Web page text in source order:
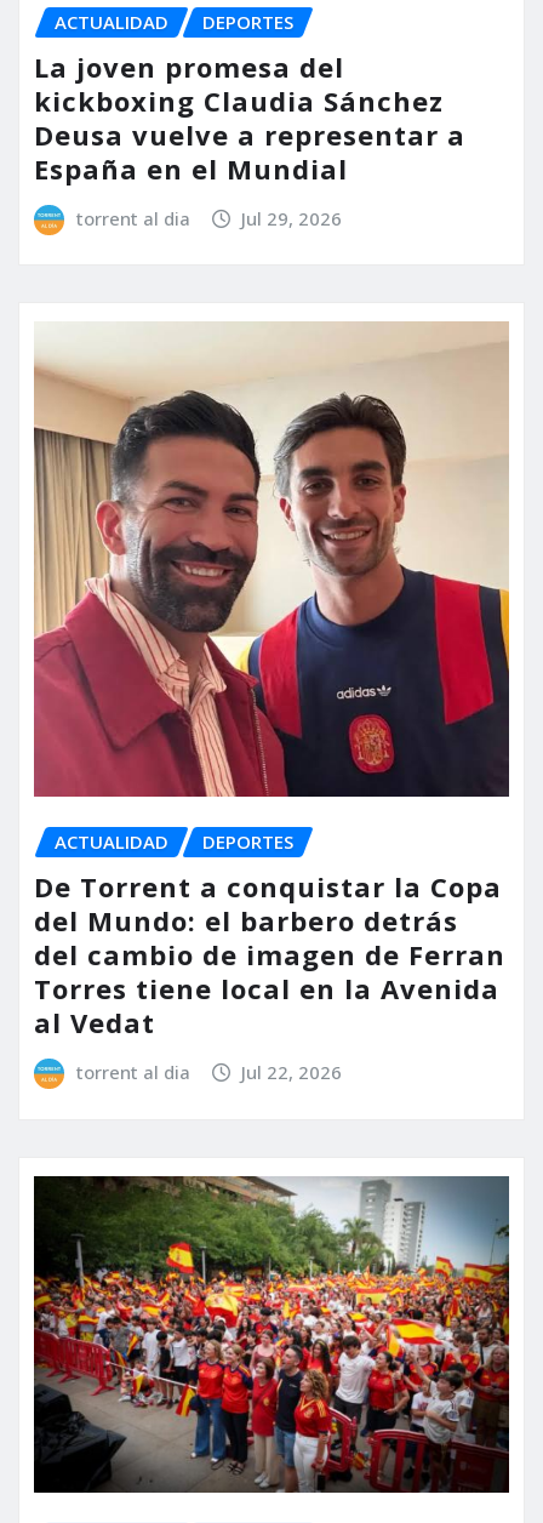
ACTUALIDAD DEPORTES
La joven promesa del
kickboxing Claudia Sánchez
Deusa vuelve a representar a
España en el Mundial
torrent al dia Jul 29, 2026
ACTUALIDAD DEPORTES
De Torrent a conquistar la Copa
del Mundo: el barbero detrás
del cambio de imagen de Ferran
Torres tiene local en la Avenida
al Vedat
torrent al dia Jul 22, 2026